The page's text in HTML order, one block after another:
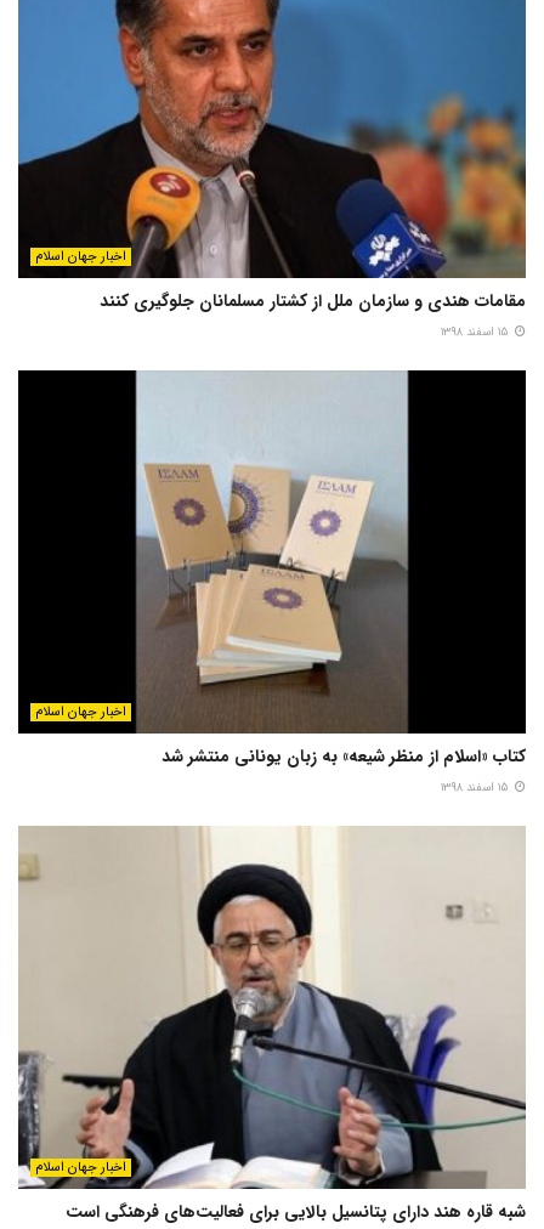
اخبار جهان اسلام
مقامات هندی و سازمان ملل از کشتار مسلمانان جلوگیری کنند
اخبار جهان اسلام
کتاب «اسلام از منظر شیعه» به زبان یونانی منتشر شد
اخبار جهان اسلام
شبه قاره هند دارای پتانسیل بالایی برای فعالیت‌های فرهنگی است